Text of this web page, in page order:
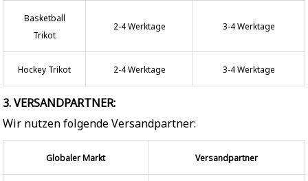
Basketball
Trikot
2-4 Werktage 3-4 Werktage
Hockey Trikot 2-4 Werktage 3-4 Werktage
3. VERSANDPARTNER:
Wir nutzen folgende Versandpartner:
Globaler Markt Versandpartner